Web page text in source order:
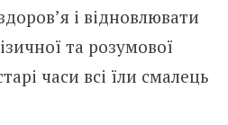
і відновлювати
та розумової
часи всі їли смалець